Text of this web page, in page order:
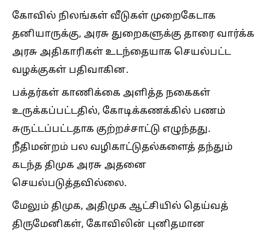
கோவில் நிலங்கள் வீடுகள் முறைகேடாக
தனியாருக்கு, அரசு துறைகளுக்கு தாரை வார்க்க
அரசு அதிகாரிகள் உடந்தையாக செயல்பட்ட
வழக்குகள் பதிவாகின.
பக்தர்கள் காணிக்கை அளித்த நகைகள்
உருக்கப்பட்டதில், கோடிக்கணக்கில் பணம்
சுருட்டப்பட்டதாக குற்றச்சாட்டு எழுந்தது.
நீதிமன்றம் பல வழிகாட்டுதல்களைத் தந்தும்
கடந்த திமுக அரசு அதனை
செயல்படுத்தவில்லை.
மேலும் திமுக, அதிமுக ஆட்சியில் தெய்வத்
திருமேனிகள், கோவிலின் புனிதமான